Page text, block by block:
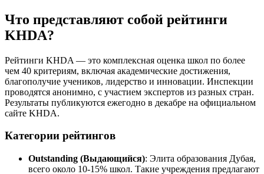
Что представляют собой рейтинги
KHDA?
Рейтинги KHDA — это комплексная оценка школ по более
чем 40 критериям, включая академические достижения,
благополучие учеников, лидерство и инновации. Инспекции
проводятся анонимно, с участием экспертов из разных стран.
Результаты публикуются ежегодно в декабре на официальном
сайте KHDA.
Категории рейтингов
Outstanding (Выдающийся): Элита образования Дубая,
всего около 10-15% школ. Такие учреждения предлагают